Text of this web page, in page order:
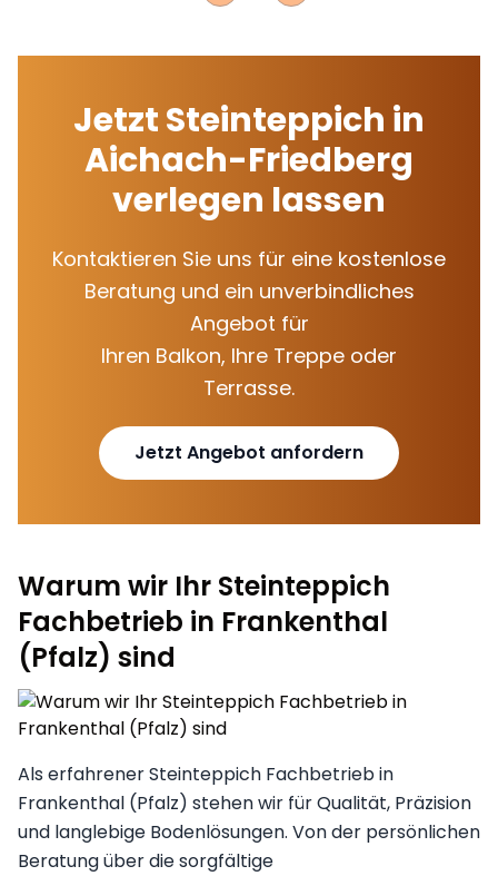
Jetzt Steinteppich in
Aichach-Friedberg
verlegen lassen
Kontaktieren Sie uns für eine kostenlose
Beratung und ein unverbindliches
Angebot für
Ihren Balkon, Ihre Treppe oder
Terrasse.
Jetzt Angebot anfordern
Warum wir Ihr Steinteppich
Fachbetrieb in Frankenthal
(Pfalz) sind
Als erfahrener Steinteppich Fachbetrieb in
Frankenthal (Pfalz) stehen wir für Qualität, Präzision
und langlebige Bodenlösungen. Von der persönlichen
Beratung über die sorgfältige